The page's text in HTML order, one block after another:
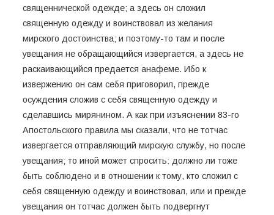
священнической одежде; а здесь он сложил
священную одежду и воинствовал из желания
мирского достоинства; и поэтому-то там и после
увещания не обращающийся извергается, а здесь не
раскаивающийся предается анафеме. Ибо к
извержению он сам себя приговорил, прежде
осуждения сложив с себя священную одежду и
сделавшись мирянином. А как при изъяснении 83-го
Апостольского правила мы сказали, что не тотчас
извергается отправляющий мирскую службу, но после
увещания; то иной может спросить: должно ли тоже
быть соблюдено и в отношении к тому, кто сложил с
себя священную одежду и воинствовал, или и прежде
увещания он тотчас должен быть подвергнут